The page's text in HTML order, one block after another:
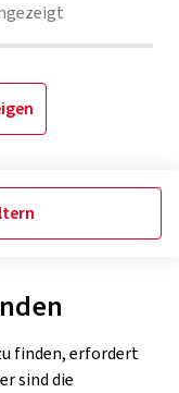
finden, erfordert
sind die